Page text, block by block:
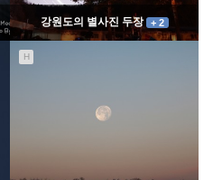
+ 2강원도의 별사진 두장 + 2
H